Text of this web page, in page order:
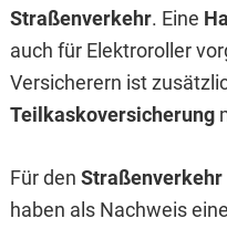
Straßenverkehr. Eine
auch für Elektroroller
Versicherern ist
Teilkaskoversicherung
Für den Straßenverkehr
haben als Nachweis